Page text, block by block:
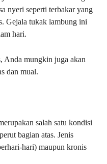
nyeri seperti terbakar yang
Gejala tukak lambung ini
hari.
Anda mungkin juga akan
dan mual.
salah satu kondisi
bagian atas. Jenis
hari) maupun kronis